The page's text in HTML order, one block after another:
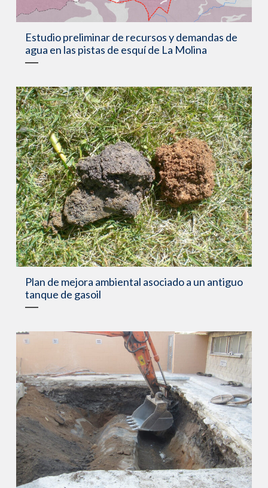
Estudio preliminar de recursos y demandas de
agua en las pistas de esquí de La Molina
Plan de mejora ambiental asociado a un antiguo
tanque de gasoil